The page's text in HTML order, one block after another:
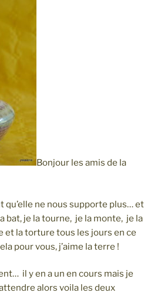
Bonjour les amis de la
qu’elle ne nous supporte plus… et
bat, je la tourne, je la monte, je la
et la torture tous les jours en ce
pour vous, j’aime la terre !
il y en a un en cours mais je
alors voila les deux